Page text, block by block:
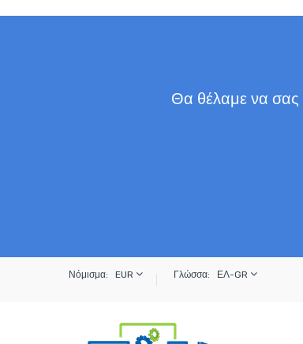
Θα θέλαμε να σας
Νόμισμα: EUR Γλώσσα: ΕΛ-GR